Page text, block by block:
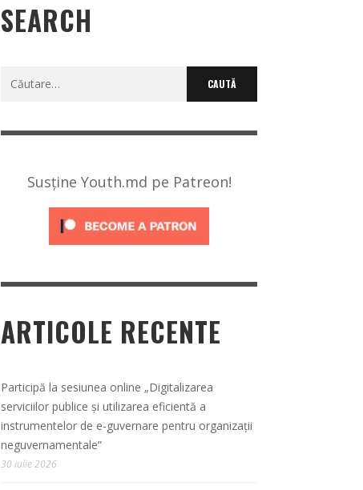
SEARCH
Caută
Susține Youth.md pe Patreon!
ARTICOLE RECENTE
Participă la sesiunea online „Digitalizarea
serviciilor publice și utilizarea eficientă a
instrumentelor de e-guvernare pentru organizații
neguvernamentale”
30 iulie 2026